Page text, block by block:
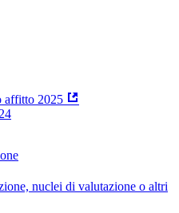
affitto 2025
nuclei di valutazione o altri